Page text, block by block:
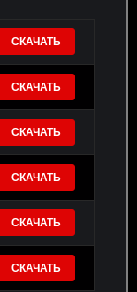
СКАЧАТЬ
СКАЧАТЬ
СКАЧАТЬ
СКАЧАТЬ
СКАЧАТЬ
СКАЧАТЬ